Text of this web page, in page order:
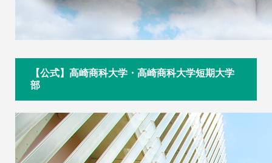
【公式】高崎商科大学・高崎商科大学短期大学
部